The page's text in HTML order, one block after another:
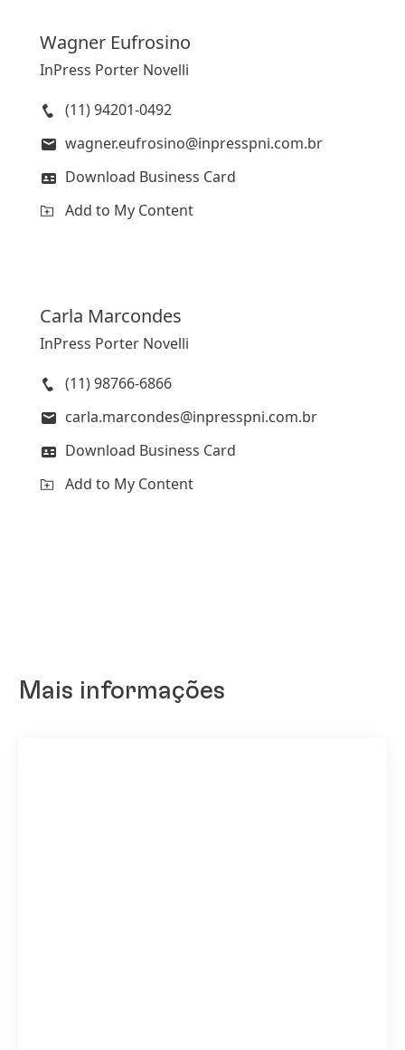
Wagner Eufrosino
InPress Porter Novelli
(11) 94201-0492
wagner.eufrosino@inpresspni.com.br
Download Business Card
Add to My Content
Carla Marcondes
InPress Porter Novelli
(11) 98766-6866
carla.marcondes@inpresspni.com.br
Download Business Card
Add to My Content
Mais informações